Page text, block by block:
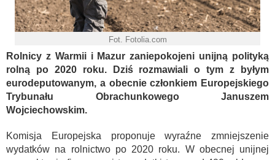
Fot. Fotolia.com
Rolnicy z Warmii i Mazur zaniepokojeni unijną polityką
rolną po 2020 roku. Dziś rozmawiali o tym z byłym
eurodeputowanym, a obecnie członkiem Europejskiego
Trybunału Obrachunkowego Januszem
Wojciechowskim.
Komisja Europejska proponuje wyraźne zmniejszenie
wydatków na rolnictwo po 2020 roku. W obecnej unijnej